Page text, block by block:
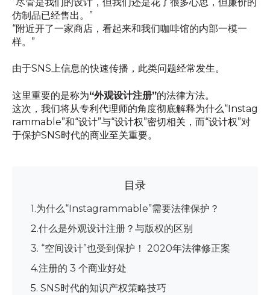
仿制品已经售出。”
“附近开了一家商店，看起来和我们咖啡馆的内部一模一
样。”
由于SNS上信息的快速传播，此类问题经常发生。
这里重要的是称为“外观设计注册”的法律方法。
这次，我们将从专利代理师的角度彻底解释为什么“Instag
rammable”和“设计”与“设计权”密切相关，而“设计权”对
于保护SNS时代的商业至关重要。
目录
1.为什么“Instagrammable”需要法律保护？
2.什么是外观设计注册？与版权的区别
3. “空间设计”也受到保护！ 2020年法律修正案
4.注册的 3 个商业好处
5. SNS时代的知识产权策略技巧